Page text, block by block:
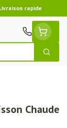
rapide
Chaude